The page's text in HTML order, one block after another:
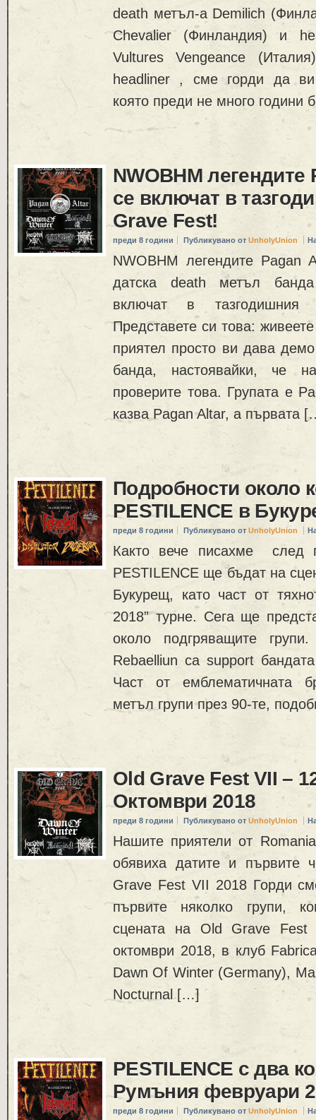
death метъл-а Demilich
Chevalier (Финландия) и
Vultures Vengeance
headliner , сме горди да ви
която преди не много години
NWOBHM
се включат в
Grave Fest!
преди 8 години Публикувано от UnholyUnion
NWOBHM легендите Pagan
датска death метъл
включат в
Представете си това:
приятел просто ви дава
банда, настоявайки, че
проверите това. Групата е
казва Pagan Altar, а първата
Подробности около
PESTILENCE в
преди 8 години Публикувано от UnholyUnion
Както вече писахме след
PESTILENCE ще бъдат на
Букурещ, като част от
2018” турне. Сега ще
около подгряващите групи.
Rebaelliun са support
Част от емблематичната
метъл групи през 90-те,
Old Grave Fest VII –
Октомври 2018
преди 8 години Публикувано от UnholyUnion
Нашите приятели от
обявиха датите и първите
Grave Fest VII 2018 Горди
първите няколко групи,
сцената на Old Grave
октомври 2018, в клуб
Dawn Of Winter (Germany),
Nocturnal […]
PESTILENCE с два
Румъния февруари
преди 8 години Публикувано от UnholyUnion